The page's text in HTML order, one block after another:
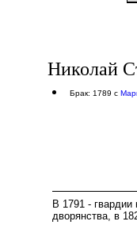
Николай
Брак: 1789 с
В 1791 - гвардии
дворянства, в